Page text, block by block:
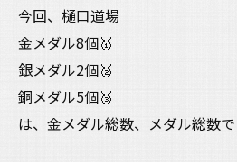
今回、樋口道場
金メダル8個🥇
銀メダル2個🥈
銅メダル5個🥉
は、金メダル総数、メダル総数で